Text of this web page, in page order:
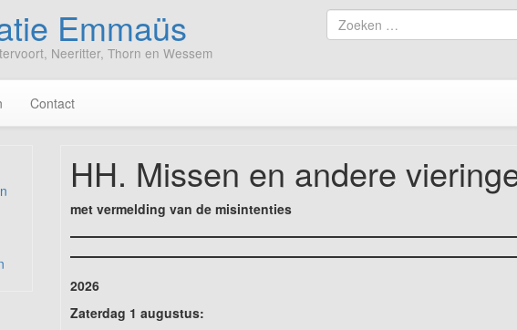
Emmaüs
Neeritter, Thorn en Wessem
Ga
naar
Zoek
naar
Contact
HH. Missen en andere
met vermelding van de misintenties
2026
Zaterdag 1 augustus: